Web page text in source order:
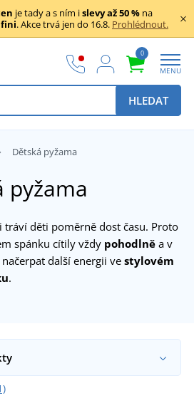
je tady a s ním islevy až 50 % na
. Akce trvá jen do 16.8. Prohlédnout.
0
MENU
HLEDAT
Dětská pyžama
pyžama
tráví děti poměrně dost času. Proto
spánku cítily vždy pohodlně a v
další energii ve stylovém
.